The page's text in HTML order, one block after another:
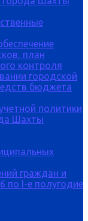
план
контроля
городской
бюджета
политики
Шахты
граждан и
по I-е полугодие